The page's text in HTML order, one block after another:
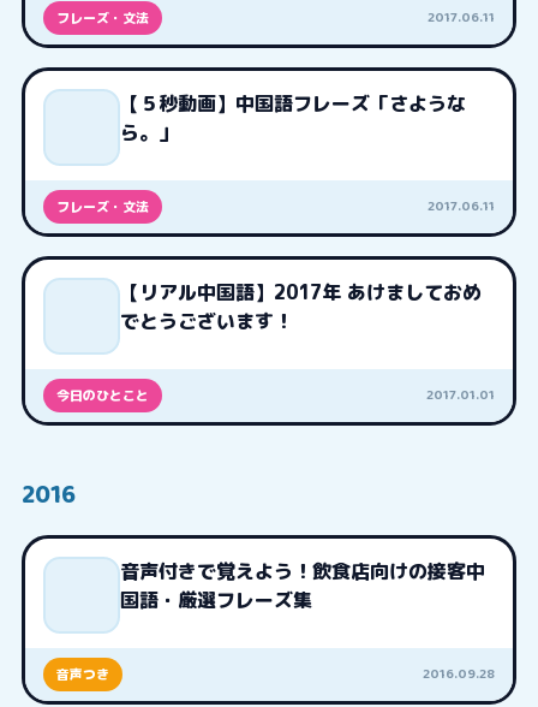
フレーズ・文法 2017.06.11
【５秒動画】中国語フレーズ「さような
ら。」
フレーズ・文法 2017.06.11
【リアル中国語】2017年 あけましておめ
でとうございます！
今日のひとこと 2017.01.01
2016
音声付きで覚えよう！飲食店向けの接客中
国語・厳選フレーズ集
音声つき 2016.09.28